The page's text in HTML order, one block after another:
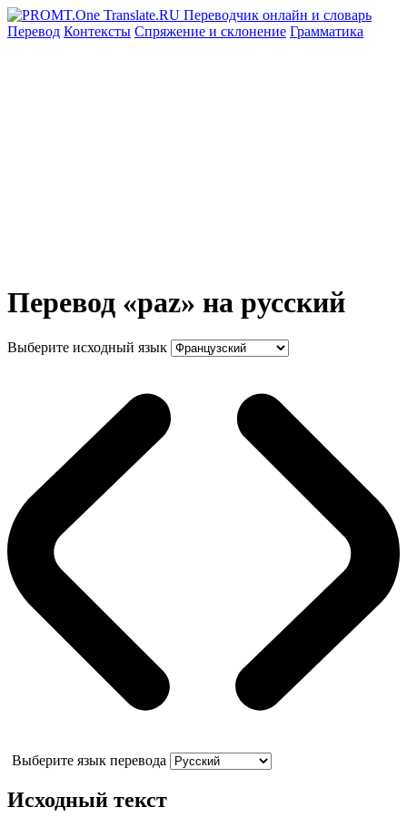
Перевод Контексты Спряжение и склонение Грамматика
Перевод «paz» на русский
Выберите исходный язык
Выберите язык перевода
Исходный текст